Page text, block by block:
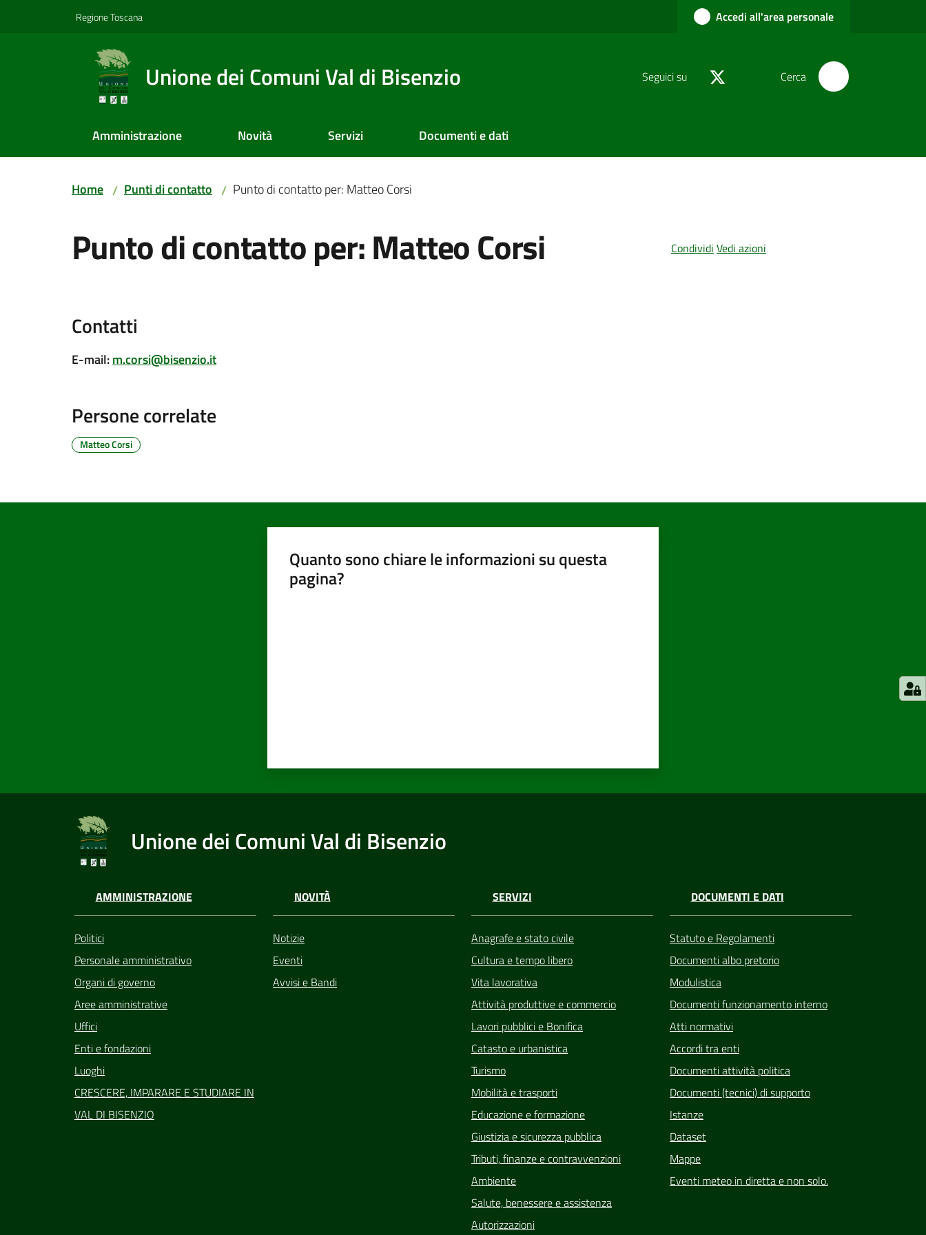
Regione Toscana Accedi all'area personale
Unione dei Comuni Val di Bisenzio Seguici su Cerca
Amministrazione Novità Servizi Documenti e dati
Home / Punti di contatto / Punto di contatto per: Matteo Corsi
Punto di contatto per: Matteo Corsi Condividi Vedi azioni
Contatti
E-mail:m.corsi@bisenzio.it
Persone correlate
Matteo Corsi
Quanto sono chiare le informazioni su questa
pagina?
Unione dei Comuni Val di Bisenzio
AMMINISTRAZIONE
Politici
Personale amministrativo
Organi di governo
Aree amministrative
Uffici
Enti e fondazioni
Luoghi
CRESCERE, IMPARARE E STUDIARE IN
VAL DI BISENZIO
NOVITÀ
Notizie
Eventi
Avvisi e Bandi
SERVIZI
Anagrafe e stato civile
Cultura e tempo libero
Vita lavorativa
Attività produttive e commercio
Lavori pubblici e Bonifica
Catasto e urbanistica
Turismo
Mobilità e trasporti
Educazione e formazione
Giustizia e sicurezza pubblica
Tributi, finanze e contravvenzioni
Ambiente
Salute, benessere e assistenza
Autorizzazioni
DOCUMENTI E DATI
Statuto e Regolamenti
Documenti albo pretorio
Modulistica
Documenti funzionamento interno
Atti normativi
Accordi tra enti
Documenti attività politica
Documenti (tecnici) di supporto
Istanze
Dataset
Mappe
Eventi meteo in diretta e non solo.